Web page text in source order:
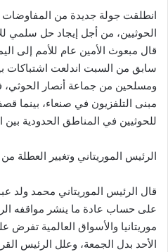
انطلقت جولة جديدة من المفاوضات
الحوثيين، من أجل إيجاد حل سلمي
قال مبعوث الأمين عام للأمم إلى
سابق من السبت اندلعت اشتباكات
ومسلحين من جماعة أنصار
مبنى التلفزيون في صنعاء، بينما
للحوثيين في المناطق الحدودية
الرئيس الموريتاني وتغيير العطلة
قال الرئيس الموريتاني محمد ولد
على حساب عادة ما ينشر مواقفه
موريتانيا والأسواق العالمية تفرض